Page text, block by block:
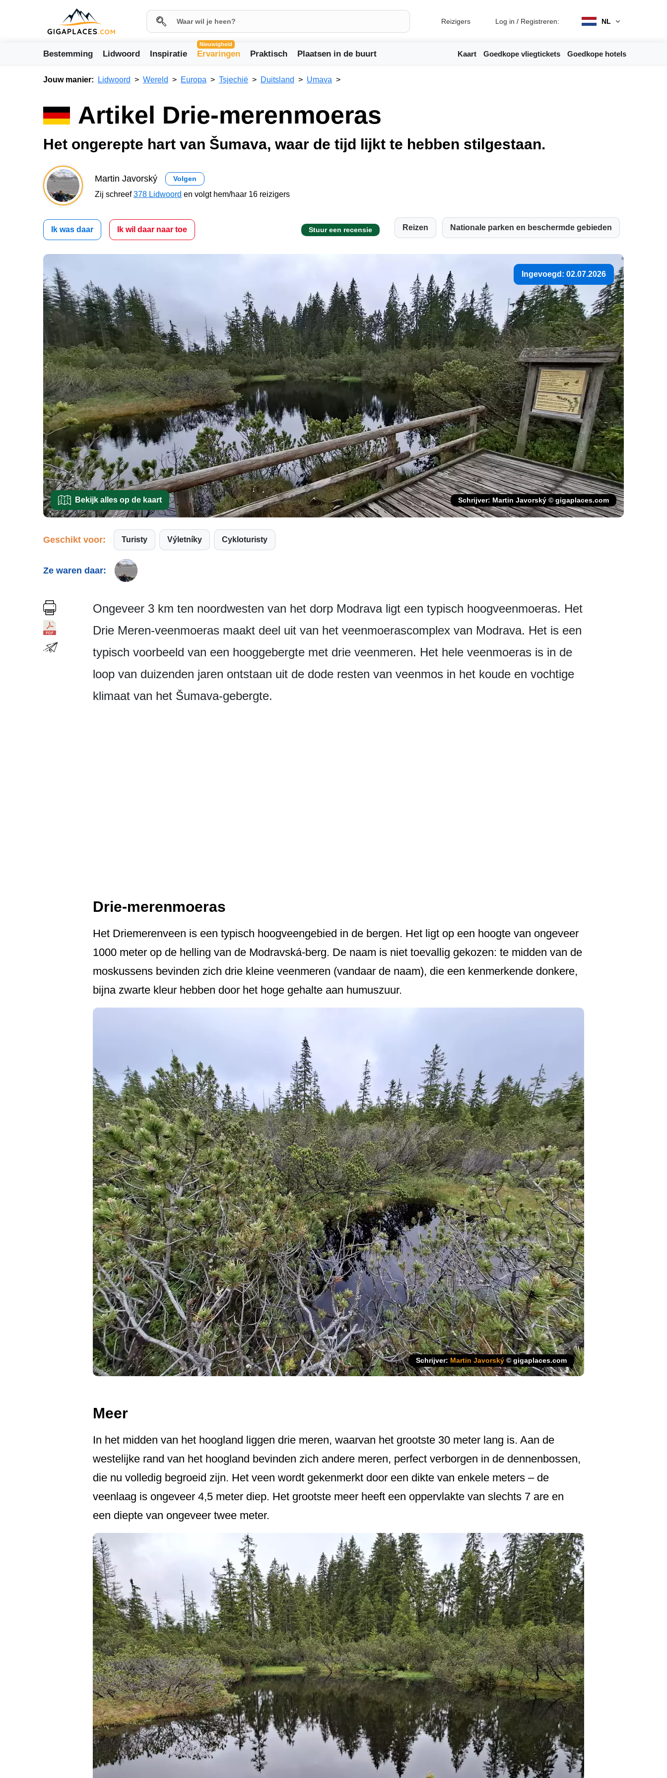
Reizigers Log in / Registreren: NL
Bestemming Lidwoord Inspiratie
Nieuwigheid
Ervaringen Praktisch Plaatsen in de buurt Kaart Goedkope vliegtickets Goedkope hotels
Jouw manier: Lidwoord Wereld Europa Tsjechië Duitsland Umava
Artikel Drie-merenmoeras
Het ongerepte hart van Šumava, waar de tijd lijkt te hebben stilgestaan.
Martin Javorský Volgen
Zij schreef378 Lidwoord en volgt hem/haar 16 reizigers
Ik was daar Ik wil daar naar toe Stuur een recensie Reizen Nationale parken en beschermde gebieden
Ingevoegd: 02.07.2026
Bekijk alles op de kaart Schrijver: Martin Javorský © gigaplaces.com
Geschikt voor: Turisty Výletníky Cykloturisty
Ze waren daar:
Ongeveer 3 km ten noordwesten van het dorp Modrava ligt een typisch hoogveenmoeras. Het
Drie Meren-veenmoeras maakt deel uit van het veenmoerascomplex van Modrava. Het is een
typisch voorbeeld van een hooggebergte met drie veenmeren. Het hele veenmoeras is in de
loop van duizenden jaren ontstaan uit de dode resten van veenmos in het koude en vochtige
klimaat van het Šumava-gebergte.
Drie-merenmoeras
Het Driemerenveen is een typisch hoogveengebied in de bergen. Het ligt op een hoogte van ongeveer
1000 meter op de helling van de Modravská-berg. De naam is niet toevallig gekozen: te midden van de
moskussens bevinden zich drie kleine veenmeren (vandaar de naam), die een kenmerkende donkere,
bijna zwarte kleur hebben door het hoge gehalte aan humuszuur.
Schrijver: Martin Javorský © gigaplaces.com
Meer
In het midden van het hoogland liggen drie meren, waarvan het grootste 30 meter lang is. Aan de
westelijke rand van het hoogland bevinden zich andere meren, perfect verborgen in de dennenbossen,
die nu volledig begroeid zijn. Het veen wordt gekenmerkt door een dikte van enkele meters – de
veenlaag is ongeveer 4,5 meter diep. Het grootste meer heeft een oppervlakte van slechts 7 are en
een diepte van ongeveer twee meter.